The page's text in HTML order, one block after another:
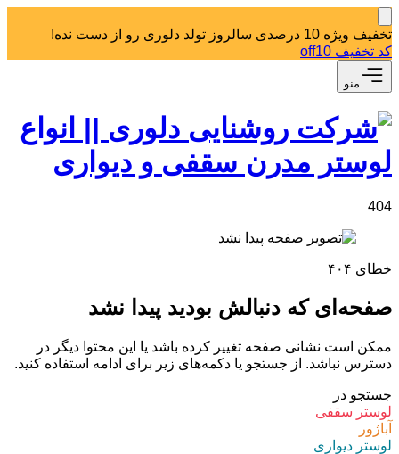
تخفیف ویژه 10 درصدی سالروز تولد دلوری رو از دست نده!
کد تخفیف off10
منو
404
خطای ۴۰۴
صفحه‌ای که دنبالش بودید پیدا نشد
ممکن است نشانی صفحه تغییر کرده باشد یا این محتوا دیگر در
دسترس نباشد. از جستجو یا دکمه‌های زیر برای ادامه استفاده کنید.
جستجو در
لوستر سقفی
آباژور
لوستر دیواری